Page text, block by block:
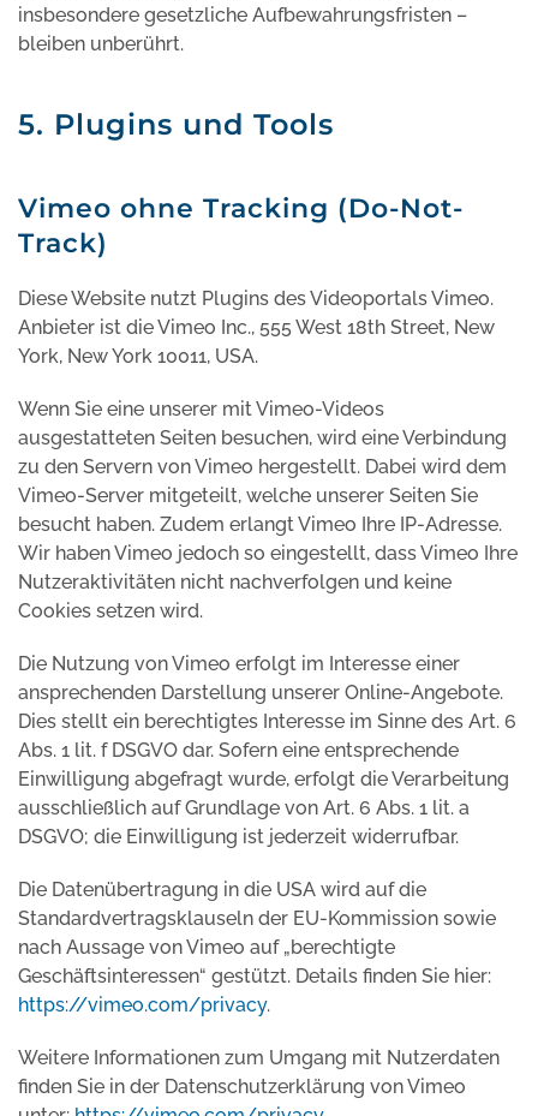
insbesondere gesetzliche Aufbewahrungsfristen –
bleiben unberührt.
5. Plugins und Tools
Vimeo ohne Tracking (Do-Not-
Track)
Diese Website nutzt Plugins des Videoportals Vimeo.
Anbieter ist die Vimeo Inc., 555 West 18th Street, New
York, New York 10011, USA.
Wenn Sie eine unserer mit Vimeo-Videos
ausgestatteten Seiten besuchen, wird eine Verbindung
zu den Servern von Vimeo hergestellt. Dabei wird dem
Vimeo-Server mitgeteilt, welche unserer Seiten Sie
besucht haben. Zudem erlangt Vimeo Ihre IP-Adresse.
Wir haben Vimeo jedoch so eingestellt, dass Vimeo Ihre
Nutzeraktivitäten nicht nachverfolgen und keine
Cookies setzen wird.
Die Nutzung von Vimeo erfolgt im Interesse einer
ansprechenden Darstellung unserer Online-Angebote.
Dies stellt ein berechtigtes Interesse im Sinne des Art. 6
Abs. 1 lit. f DSGVO dar. Sofern eine entsprechende
Einwilligung abgefragt wurde, erfolgt die Verarbeitung
ausschließlich auf Grundlage von Art. 6 Abs. 1 lit. a
DSGVO; die Einwilligung ist jederzeit widerrufbar.
Die Datenübertragung in die USA wird auf die
Standardvertragsklauseln der EU-Kommission sowie
nach Aussage von Vimeo auf „berechtigte
Geschäftsinteressen“ gestützt. Details finden Sie hier:
https://vimeo.com/privacy.
Weitere Informationen zum Umgang mit Nutzerdaten
finden Sie in der Datenschutzerklärung von Vimeo